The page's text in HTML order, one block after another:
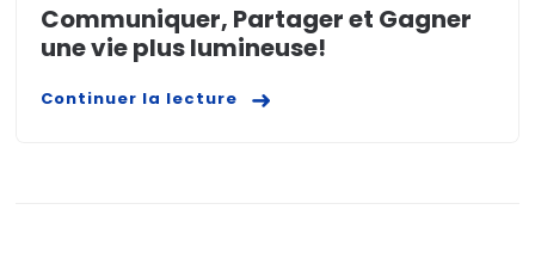
Communiquer, Partager et Gagner
une vie plus lumineuse!
Continuer la lecture